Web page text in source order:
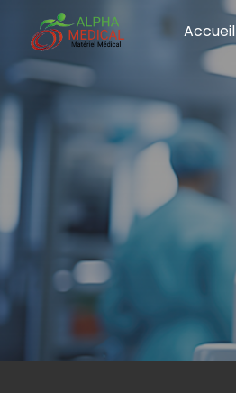
Accueil
Panneau de gestion des cookies